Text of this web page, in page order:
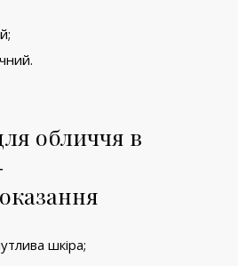
обличчя в
шкіра;